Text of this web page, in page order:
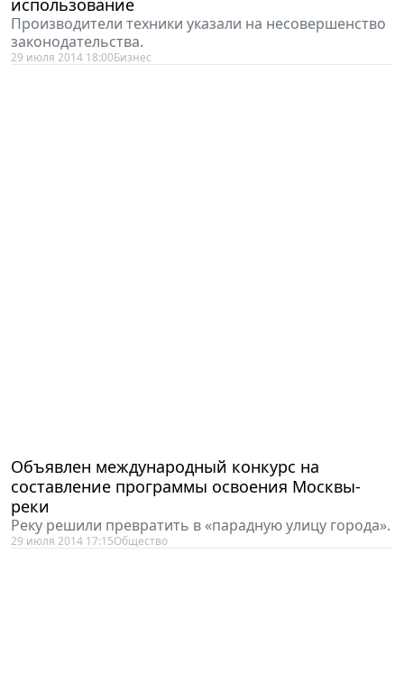
Производители техники указали на несовершенство
законодательства.
29 июля 2014 18:00Бизнес
составление программы освоения Москвы-
реки
Реку решили превратить в «парадную улицу города».
29 июля 2014 17:15Общество